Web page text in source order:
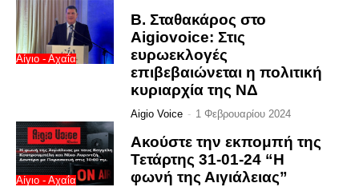
Αίγιο - Αχαΐα
Β. Σταθακάρος στο
Aigiovoice: Στις
ευρωεκλογές
επιβεβαιώνεται η πολιτική
κυριαρχία της ΝΔ
Aigio Voice - 1 Φεβρουαρίου 2024
Αίγιο - Αχαΐα
Ακούστε την εκπομπή της
Τετάρτης 31-01-24 “Η
φωνή της Αιγιάλειας”